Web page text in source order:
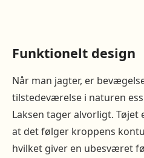
Funktionelt design
Når man jagter, er
tilstedeværelse i naturen
Laksen tager alvorligt.
at det følger kroppens
hvilket giver en ubesværet